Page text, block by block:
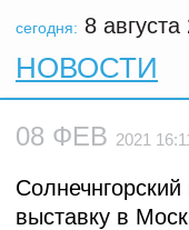
сегодня: 8 августа
НОВОСТИ
08 ФЕВ 2021
выставку в